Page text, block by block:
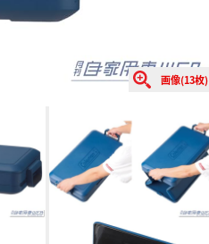
画像(13枚)